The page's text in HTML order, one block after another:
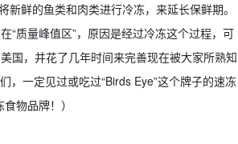
鲜的鱼类和肉类进行冷冻，来延长保鲜期。
“质量峰值区”，原因是经过冷冻这个过程，可
国，并花了几年时间来完善现在被大家所熟知
，一定见过或吃过“Birds Eye”这个牌子的速冻
物品牌！）